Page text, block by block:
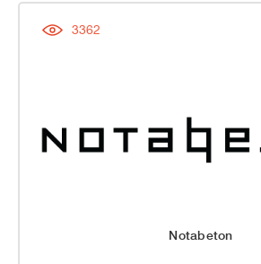
3362
Notabeton